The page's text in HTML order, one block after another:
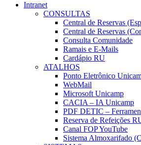
Intranet
CONSULTAS
Central de Reservas
Central de Reservas
Consulta Comunidade
Ramais e E-Mails
Cardápio RU
ATALHOS
Ponto Eletrônico
WebMail
Microsoft Unicamp
CACIA – IA Unicamp
PDF DETIC –
Reserva de Refeições
Canal FOP YouTube
Sistema Almoxarifado